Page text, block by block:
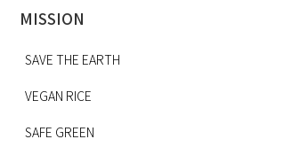
MISSION
SAVE THE EARTH
VEGAN RICE
SAFE GREEN